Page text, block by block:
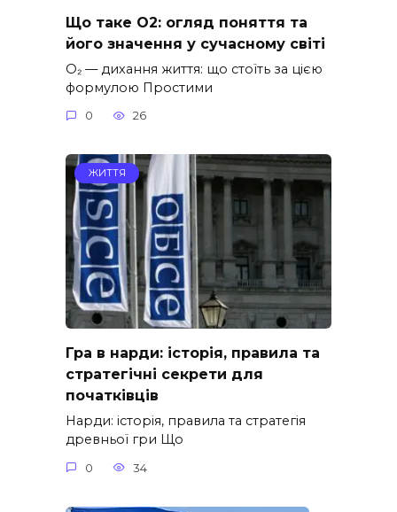
Що таке O2: огляд поняття та
його значення у сучасному світі
O₂ — дихання життя: що стоїть за цією
формулою Простими
0 26
ЖИТТЯ
Гра в нарди: історія, правила та
стратегічні секрети для
початківців
Нарди: історія, правила та стратегія
древньої гри Що
0 34